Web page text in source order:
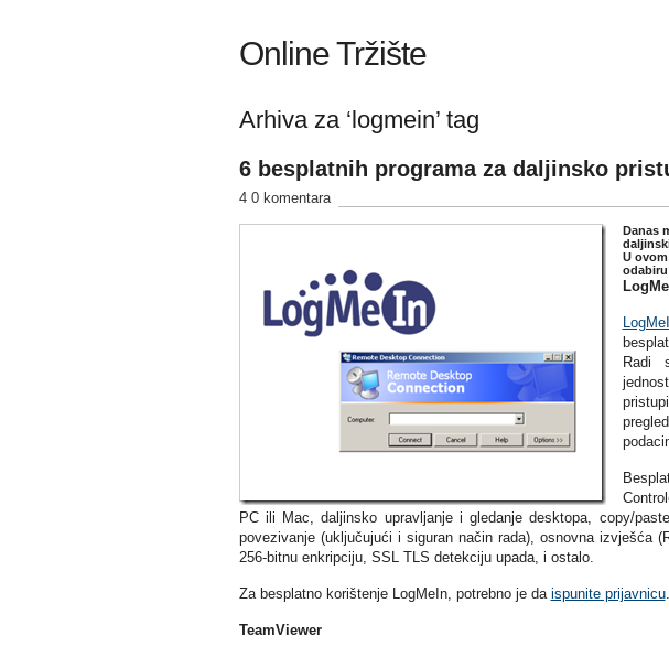
Online Tržište
Arhiva za ‘logmein’ tag
6 besplatnih programa za daljinsko
4 0 komentara
Danas
U
Radi
PC ili Mac, daljinsko upravljanje i gledanje desktopa, copy/
povezivanje (uključujući i siguran način rada), osnovna izvješća
256-bitnu enkripciju, SSL TLS detekciju upada, i ostalo.
Za besplatno korištenje LogMeIn, potrebno je da ispunite prijavnicu.
TeamViewer